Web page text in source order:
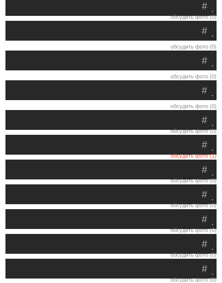
.
#
обсудить фото (0)
.
#
обсудить фото (0)
.
#
обсудить фото (0)
.
#
обсудить фото (0)
.
#
обсудить фото (0)
.
#
обсудить фото (1)
.
#
обсудить фото (0)
.
#
обсудить фото (0)
.
#
обсудить фото (0)
.
#
обсудить фото (0)
.
#
обсудить фото (0)